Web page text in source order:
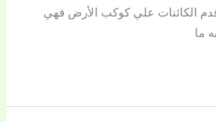
الكائنات علي كوكب الأرض فهي
ما